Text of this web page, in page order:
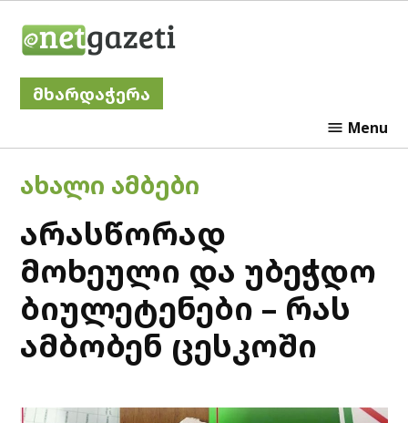
მხარდაჭერა
Menu
POSTED
IN
ᲐᲮᲐᲚᲘ ᲐᲛᲑᲔᲑᲘ
არასწორად
მოხეული და უბეჭდო
ბიულეტენები – რას
ამბობენ ცესკოში